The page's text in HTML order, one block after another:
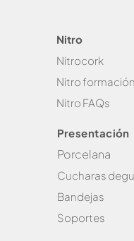
Nitro
Nitrocork
Nitro
Nitro FAQs
Presentación
Porcelana
Cucharas
Bandejas
Soportes